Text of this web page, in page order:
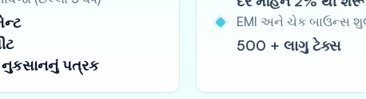
પત્રક
EMI અને ચેક બાઉન્સ
500 + લાગુ ટેક્સ